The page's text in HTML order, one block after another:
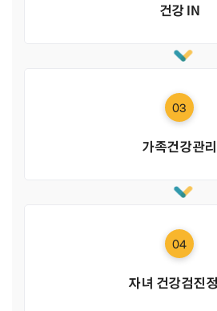
건강 IN
03
가족건강관리
04
자녀 건강검진